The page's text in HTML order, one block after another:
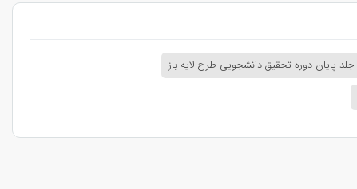
جلد پایان دوره تحقیق دانشجویی طرح لایه باز